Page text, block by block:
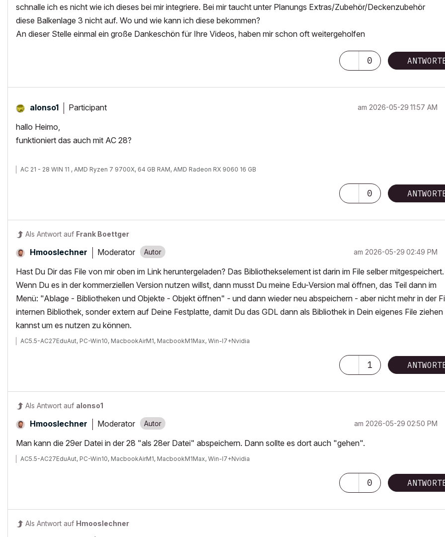
schnalle ich es nicht wie ich dieses bei mir integriere. Bei mir taucht unter Planungs Extras/Zubehör/Deckenzubehör
diese Balkenlage 3 nicht auf. Wo und wie kann ich diese bekommen?
An dieser Stelle einmal ein große Dankeschön für Ihre Videos, haben mir schon oft weitergeholfen
0
alonso1 Participant am ‎2026-05-29 11:57 AM
hallo Heimo,
funktioniert das auch mit AC 28?
AC 21 - 28 WIN 11 , AMD Ryzen 7 9700X, 64 GB RAM, AMD Radeon RX 9060 16 GB
0
Als Antwort auf Frank Boettger
Hmooslechner Moderator am ‎2026-05-29 02:49 PM
Hast Du Dir das File von mir oben im Link heruntergeladen? Das Bibliothekselement ist darin im File selber mitgespeichert.
Wenn Du es in der kommerziellen Version nutzen willst, dann musst Du meine Edu-Version mal öffnen, das Teil dann im
Menü: "Ablage - Bibliotheken und Objekte - Objekt öffnen" - und dann wieder neu abspeichern - aber nicht mehr in der
internen Bibliothek, sonder extern auf Deine Festplatte, damit Du das GDL dann als Bibliothek in Dein eigenes File ziehen
kannst um es nutzen zu können.
AC5.5-AC27EduAut, PC-Win10, MacbookAirM1, MacbookM1Max, Win-I7+Nvidia
1
Als Antwort auf alonso1
Hmooslechner Moderator am ‎2026-05-29 02:50 PM
Man kann die 29er Datei in der 28 "als 28er Datei" abspeichern. Dann sollte es dort auch "gehen".
AC5.5-AC27EduAut, PC-Win10, MacbookAirM1, MacbookM1Max, Win-I7+Nvidia
0
Als Antwort auf Hmooslechner